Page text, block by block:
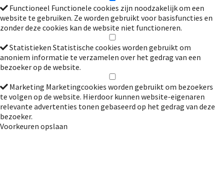
Functioneel Functionele cookies zijn noodzakelijk om een
website te gebruiken. Ze worden gebruikt voor basisfuncties en
zonder deze cookies kan de website niet functioneren.
Statistieken Statistische cookies worden gebruikt om
anoniem informatie te verzamelen over het gedrag van een
bezoeker op de website.
Marketing Marketingcookies worden gebruikt om bezoekers
te volgen op de website. Hierdoor kunnen website-eigenaren
relevante advertenties tonen gebaseerd op het gedrag van deze
bezoeker.
Voorkeuren opslaan